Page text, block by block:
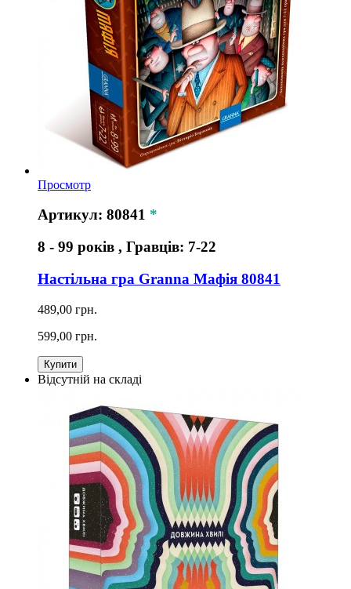
Просмотр
Артикул: 80841 *
8 - 99 років , Гравців: 7-22
Настільна гра Granna Мафія 80841
489,00 грн.
599,00 грн.
Купити
Відсутній на складі